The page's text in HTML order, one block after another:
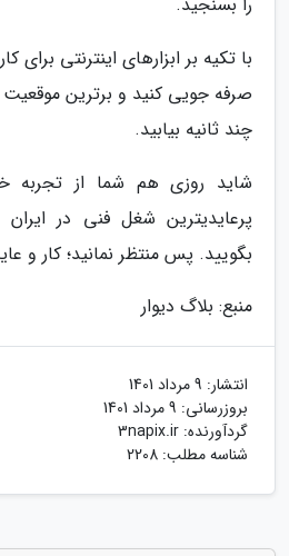
با تکیه بر ابزارهای اینترنتی برای
صرفه جویی کنید و برترین
چند ثانیه بیابید.
شاید روزی هم شما از تجربه
پرعایدیترین شغل فنی در
بگویید. پس منتظر نمانید؛ کار و
منبع: بلاگ دیوار
انتشار: 9 مرداد 1401
بروزرسانی: 9 مرداد 1401
گردآورنده: 3napix.ir
شناسه مطلب: 2208